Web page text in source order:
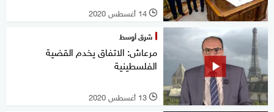
l 14 أغسطس 2020
شرق أوسط
مرعاش: الاتفاق يخدم القضية
الفلسطينية
l 13 أغسطس 2020